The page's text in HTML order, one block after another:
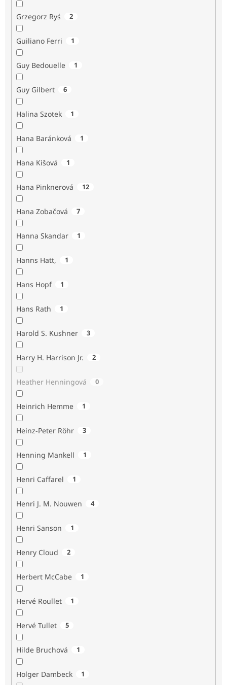
Grzegorz Ryś 2
Guiliano Ferri 1
Guy Bedouelle 1
Guy Gilbert 6
Halina Szotek 1
Hana Baránková 1
Hana Kišová 1
Hana Pinknerová 12
Hana Zobačová 7
Hanna Skandar 1
Hanns Hatt, 1
Hans Hopf 1
Hans Rath 1
Harold S. Kushner 3
Harry H. Harrison Jr. 2
Heather Henningová 0
Heinrich Hemme 1
Heinz-Peter Röhr 3
Henning Mankell 1
Henri Caffarel 1
Henri J. M. Nouwen 4
Henri Sanson 1
Henry Cloud 2
Herbert McCabe 1
Hervé Roullet 1
Hervé Tullet 5
Hilde Bruchová 1
Holger Dambeck 1